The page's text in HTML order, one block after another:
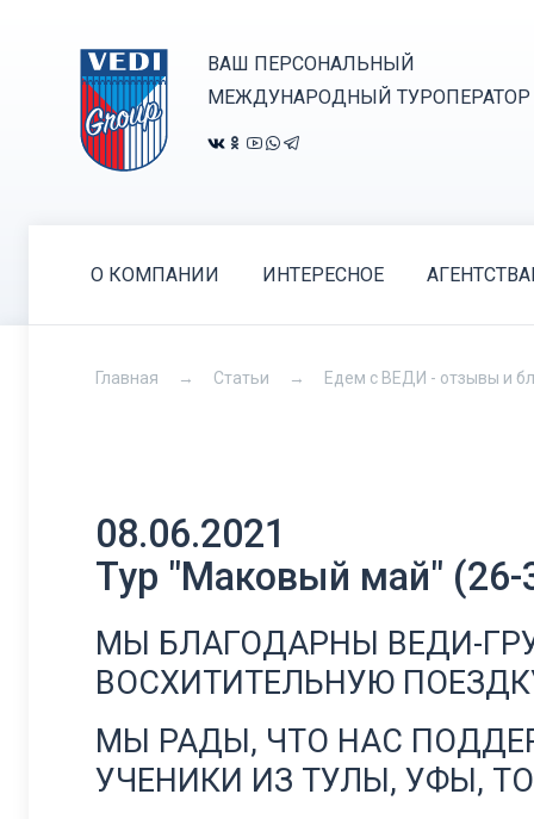
ВАШ ПЕРСОНАЛЬНЫЙ
МЕЖДУНАРОДНЫЙ ТУРОПЕРАТОР
О КОМПАНИИ ИНТЕРЕСНОЕ
Главная Статьи Едем с ВЕДИ - отзывы и
08.06.2021
Тур "Маковый май" (26-
МЫ БЛАГОДАРНЫ ВЕДИ-
ВОСХИТИТЕЛЬНУЮ
МЫ РАДЫ, ЧТО НАС
УЧЕНИКИ ИЗ ТУЛЫ, УФЫ,